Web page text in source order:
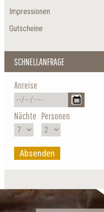
Impressionen
Gutscheine
SCHNELLANFRAGE
Anreise
Nächte Personen
Absenden